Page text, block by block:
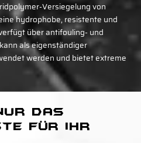
Versiegelung von
hydrophobe, resistente und
über antifouling- und
als eigenständiger
werden und bietet extreme
das
für Ihr